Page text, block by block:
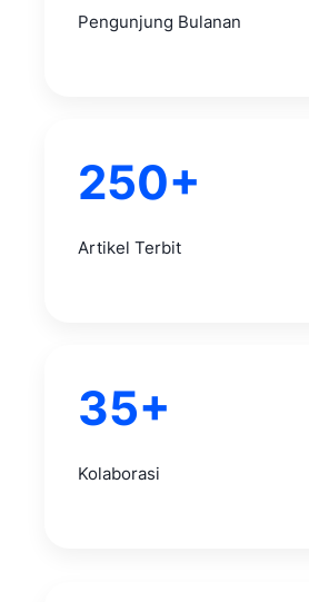
Pengunjung Bulanan
250+
Artikel Terbit
35+
Kolaborasi